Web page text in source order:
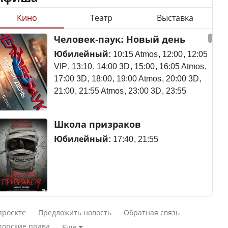
ли представлены
регионов в
төменгі жалақы,
экология: жеті
сайлаушылармен
талқылап жатыр?
зарплата,
говорят с
Станет ли
метапневмовирус
эпидемией, рассказали в
ВОЗ
потерпел крушение в
Южной Корее, погибли
120 человек
Актау: Путин принес
Кино Театр Выставка
Человек-паук: Новый день
Юбилейный: 10:15 Atmos 12:00 12:05
VIP 13:10 14:00 3D 15:00 16:05 Atmos
17:00 3D 18:00 19:00 Atmos 20:00 3D
21:00 21:55 Atmos 23:00 3D 23:55
Школа призраков
Юбилейный: 17:40 21:55
Смешарики сквозь вселенные
Юбилейный:
Предложить новость
Обратная связь